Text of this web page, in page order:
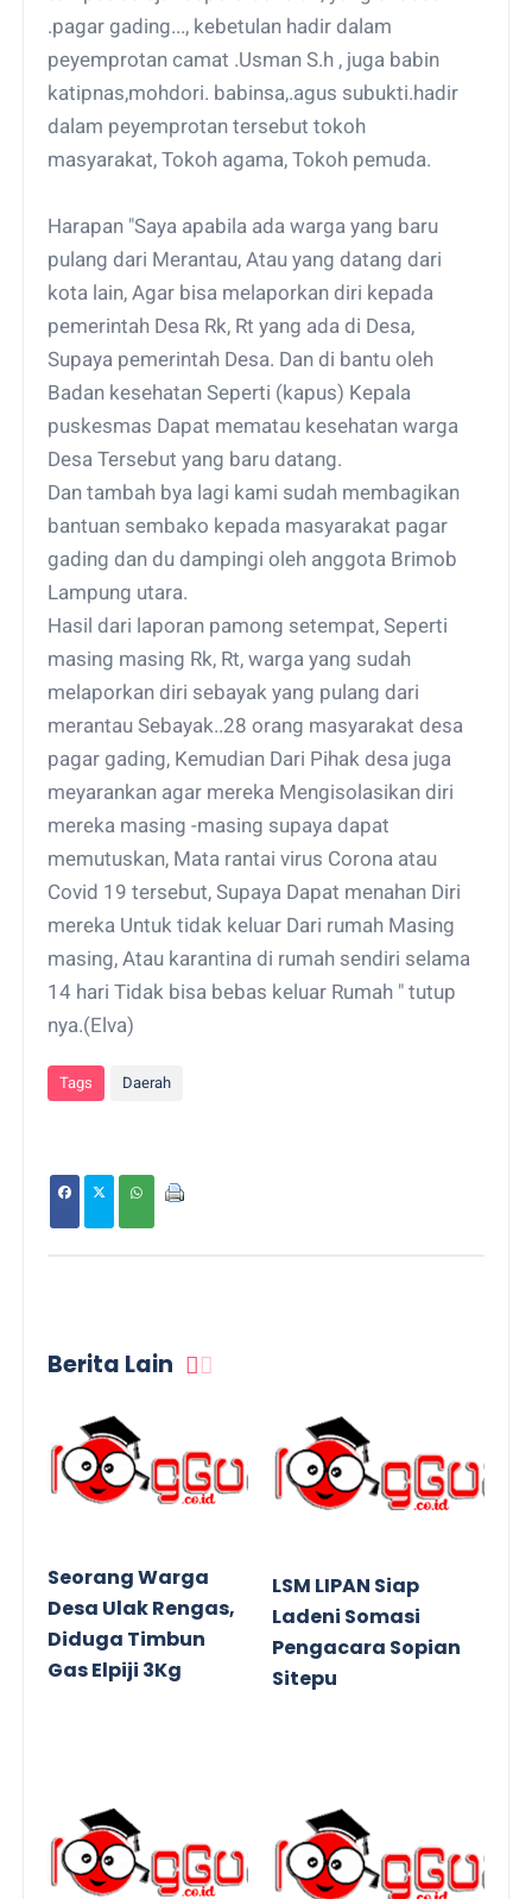
.pagar gading..., kebetulan hadir dalam
peyemprotan camat .Usman S.h , juga babin
katipnas,mohdori. babinsa,.agus subukti.hadir
dalam peyemprotan tersebut tokoh
masyarakat, Tokoh agama, Tokoh pemuda.
Harapan "Saya apabila ada warga yang baru
pulang dari Merantau, Atau yang datang dari
kota lain, Agar bisa melaporkan diri kepada
pemerintah Desa Rk, Rt yang ada di Desa,
Supaya pemerintah Desa. Dan di bantu oleh
Badan kesehatan Seperti (kapus) Kepala
puskesmas Dapat mematau kesehatan warga
Desa Tersebut yang baru datang.
Dan tambah bya lagi kami sudah membagikan
bantuan sembako kepada masyarakat pagar
gading dan du dampingi oleh anggota Brimob
Lampung utara.
Hasil dari laporan pamong setempat, Seperti
masing masing Rk, Rt, warga yang sudah
melaporkan diri sebayak yang pulang dari
merantau Sebayak..28 orang masyarakat desa
pagar gading, Kemudian Dari Pihak desa juga
meyarankan agar mereka Mengisolasikan diri
mereka masing -masing supaya dapat
memutuskan, Mata rantai virus Corona atau
Covid 19 tersebut, Supaya Dapat menahan Diri
mereka Untuk tidak keluar Dari rumah Masing
masing, Atau karantina di rumah sendiri selama
14 hari Tidak bisa bebas keluar Rumah " tutup
nya.(Elva)
Tags Daerah
Berita Lain
Seorang Warga
Desa Ulak Rengas,
Diduga Timbun
Gas Elpiji 3Kg
LSM LIPAN Siap
Ladeni Somasi
Pengacara Sopian
Sitepu